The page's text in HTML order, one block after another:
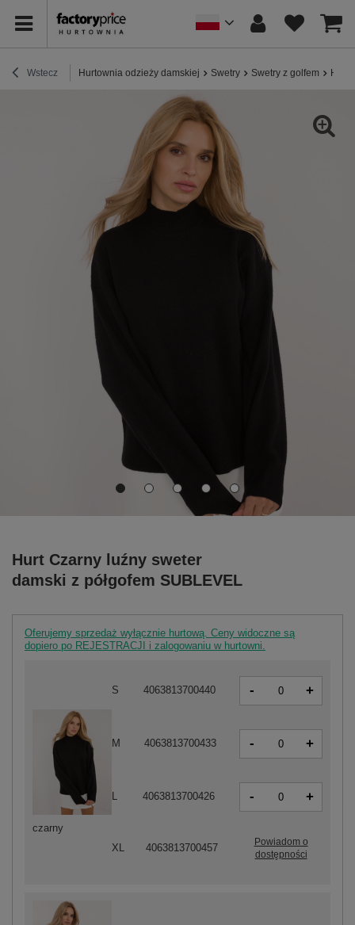
Wstecz Hurtownia odzieży damskiej Swetry Swetry z golfem Hurt
Hurt Czarny luźny sweter
damski z półgofem SUBLEVEL
Oferujemy sprzedaż wyłącznie hurtową. Ceny widoczne są
dopiero po REJESTRACJI i zalogowaniu w hurtowni.
czarny
S 4063813700440 - +
M 4063813700433 - +
L 4063813700426 - +
XL 4063813700457
Powiadom o
dostępności